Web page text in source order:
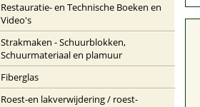
Restauratie- en Technische Boeken en
Video's
Strakmaken - Schuurblokken,
Schuurmateriaal en plamuur
Fiberglas
Roest-en lakverwijdering / roest-